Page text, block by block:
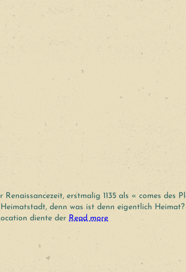
erstmalig 1135 als « comes des
denn was ist denn eigentlich
diente der Read more